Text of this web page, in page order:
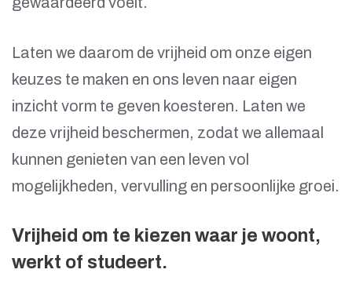
Laten we daarom de vrijheid om onze eigen
keuzes te maken en ons leven naar eigen
inzicht vorm te geven koesteren. Laten we
deze vrijheid beschermen, zodat we allemaal
kunnen genieten van een leven vol
mogelijkheden, vervulling en persoonlijke groei.
Vrijheid om te kiezen waar je woont,
werkt of studeert.